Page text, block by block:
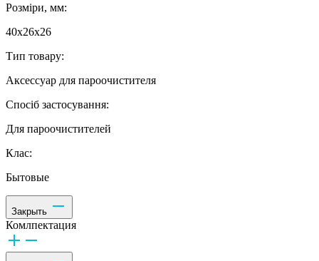
Розміри, мм:
40х26х26
Тип товару:
Аксессуар для пароочистителя
Спосіб застосування:
Для пароочистителей
Клас:
Бытовые
Закрыть
Комлпектация